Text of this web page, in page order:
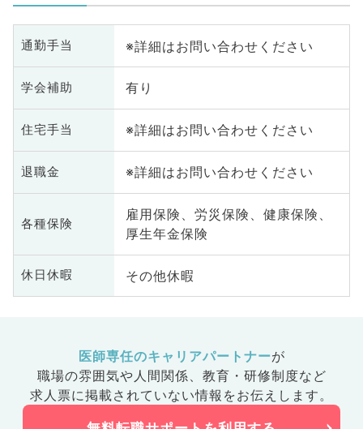
通勤手当 ※詳細はお問い合わせください
学会補助 有り
住宅手当 ※詳細はお問い合わせください
退職金 ※詳細はお問い合わせください
各種保険
雇用保険、労災保険、健康保険、
厚生年金保険
休日休暇 その他休暇
医師専任のキャリアパートナーが
職場の雰囲気や人間関係、 教育・研修制度など
求人票に掲載されていない情報をお伝えします。